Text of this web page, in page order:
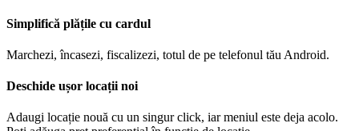
Simplifică plățile cu cardul
Marchezi, încasezi, fiscalizezi, totul de pe telefonul tău Android.
Deschide ușor locații noi
Adaugi locație nouă cu un singur click, iar meniul este deja acolo.